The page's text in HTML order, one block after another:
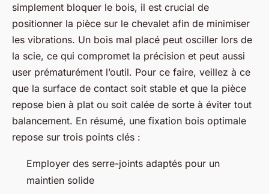
simplement bloquer le bois, il est crucial de
positionner la pièce sur le chevalet afin de minimiser
les vibrations. Un bois mal placé peut osciller lors de
la scie, ce qui compromet la précision et peut aussi
user prématurément l’outil. Pour ce faire, veillez à ce
que la surface de contact soit stable et que la pièce
repose bien à plat ou soit calée de sorte à éviter tout
balancement. En résumé, une fixation bois optimale
repose sur trois points clés :
Employer des serre-joints adaptés pour un
maintien solide